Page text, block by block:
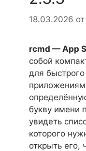
18.03.2026 от
rcmd — App
собой
для
букву имени
увидеть
которого
открыть его,